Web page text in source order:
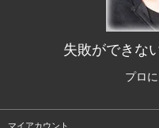
失敗ができな
プロ
マイアカウント